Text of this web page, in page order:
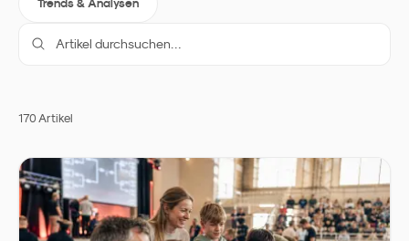
Trends & Analysen
170 Artikel